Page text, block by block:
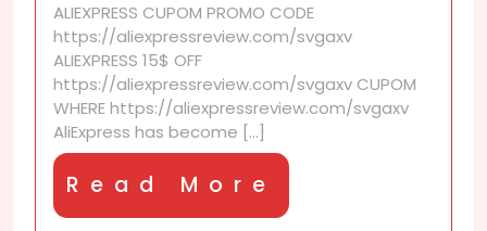
AliExpress
ALIEXPRESS CUPOM PROMO CODE
https://aliexpressreview.com/svgaxv
ALIEXPRESS 15$ OFF
https://aliexpressreview.com/svgaxv CUPOM
WHERE https://aliexpressreview.com/svgaxv
AliExpress has become [...]
Read More
More